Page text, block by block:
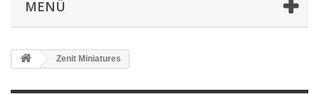
MENÜ
Zenit Miniatures